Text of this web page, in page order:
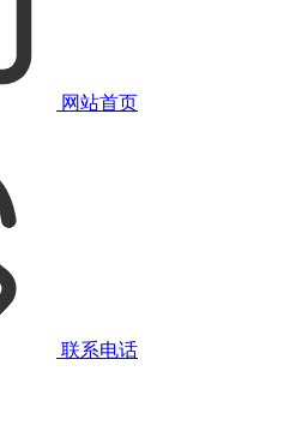
网站首页
联系电话